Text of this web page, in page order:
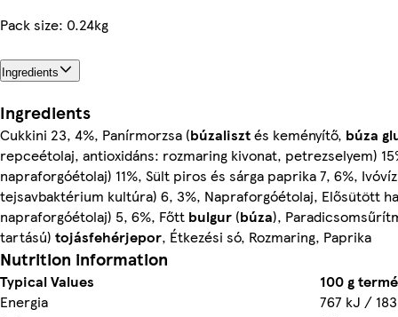
Pack size: 0.24kg
Ingredients
Ingredients
Cukkini 23, 4%, Panírmorzsa (búzalisztés keményítő, búza
repceétolaj, antioxidáns: rozmaring kivonat, petrezselyem)
napraforgóétolaj) 11%, Sült piros és sárga paprika 7, 6%,
tejsavbaktérium kultúra) 6, 3%, Napraforgóétolaj, Elősütött
napraforgóétolaj) 5, 6%, Főtt bulgur (búza),
tartású) tojásfehérjepor, Étkezési só, Rozmaring, Paprika
Nutrition information
Typical Values
100 g
Energia
767 kJ /